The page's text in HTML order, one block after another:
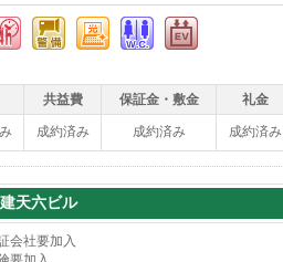
共益費 保証金・敷金 礼金
成約済み 成約済み 成約済み
天六ビル
会社要加入